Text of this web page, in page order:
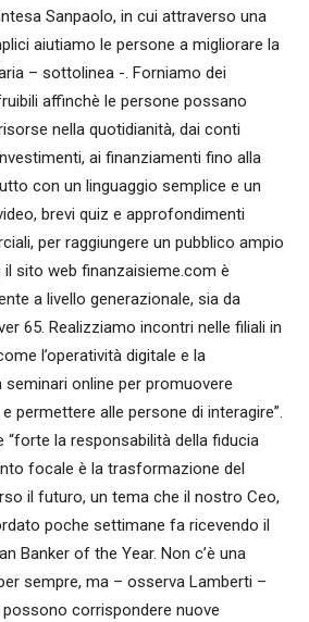
Sanpaolo, in cui attraverso una
aiutiamo le persone a migliorare la
– sottolinea -. Forniamo dei
affinchè le persone possano
nella quotidianità, dai conti
ai finanziamenti fino alla
con un linguaggio semplice e un
brevi quiz e approfondimenti
per raggiungere un pubblico ampio
sito web finanzaisieme.com è
a livello generazionale, sia da
65. Realizziamo incontri nelle filiali in
l’operatività digitale e la
online per promuovere
e permettere alle persone di interagire”.
“forte la responsabilità della fiducia
focale è la trasformazione del
il futuro, un tema che il nostro Ceo,
poche settimane fa ricevendo il
Banker of the Year. Non c’è una
sempre, ma – osserva Lamberti –
corrispondere nuove